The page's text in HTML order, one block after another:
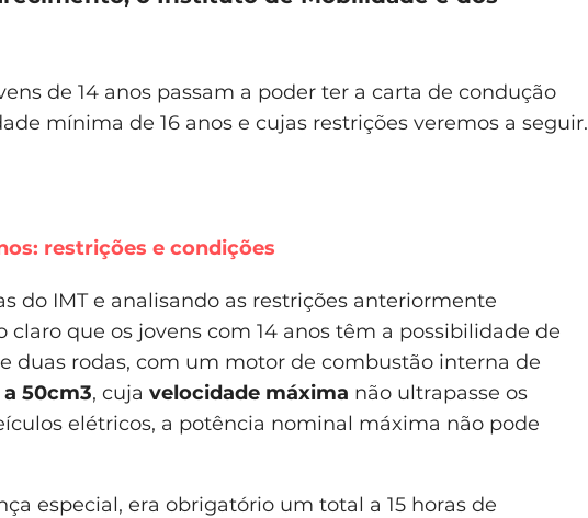
de 14 anos passam a poder ter a carta de condução
mínima de 16 anos e cujas restrições veremos a seguir.
restrições e condições
do IMT e analisando as restrições anteriormente
claro que os jovens com 14 anos têm a possibilidade de
duas rodas, com um motor de combustão interna de
50cm3, cuja velocidade máxima não ultrapasse os
elétricos, a potência nominal máxima não pode
especial, era obrigatório um total a 15 horas de